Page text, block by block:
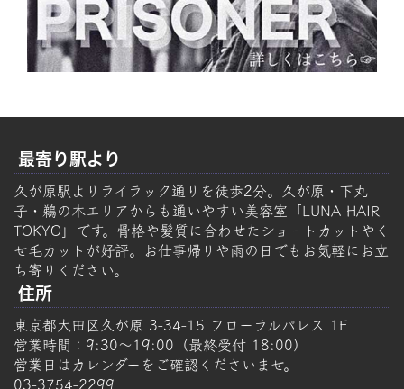
最寄り駅より
久が原駅よりライラック通りを徒歩2分。久が原・下丸
子・鵜の木エリアからも通いやすい美容室「LUNA HAIR
TOKYO」です。骨格や髪質に合わせたショートカットやく
せ毛カットが好評。お仕事帰りや雨の日でもお気軽にお立
ち寄りください。
住所
東京都大田区久が原 3-34-15 フローラルパレス 1F
営業時間：9:30～19:00（最終受付 18:00）
営業日はカレンダーをご確認くださいませ。
03-3754-2299